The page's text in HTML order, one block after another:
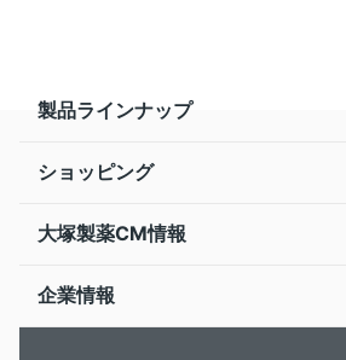
製品ラインナップ
ショッピング
大塚製薬CM情報
企業情報